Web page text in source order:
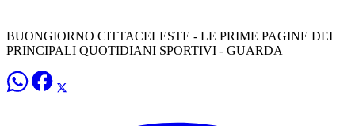
BUONGIORNO CITTACELESTE - LE PRIME PAGINE DEI
PRINCIPALI QUOTIDIANI SPORTIVI - GUARDA